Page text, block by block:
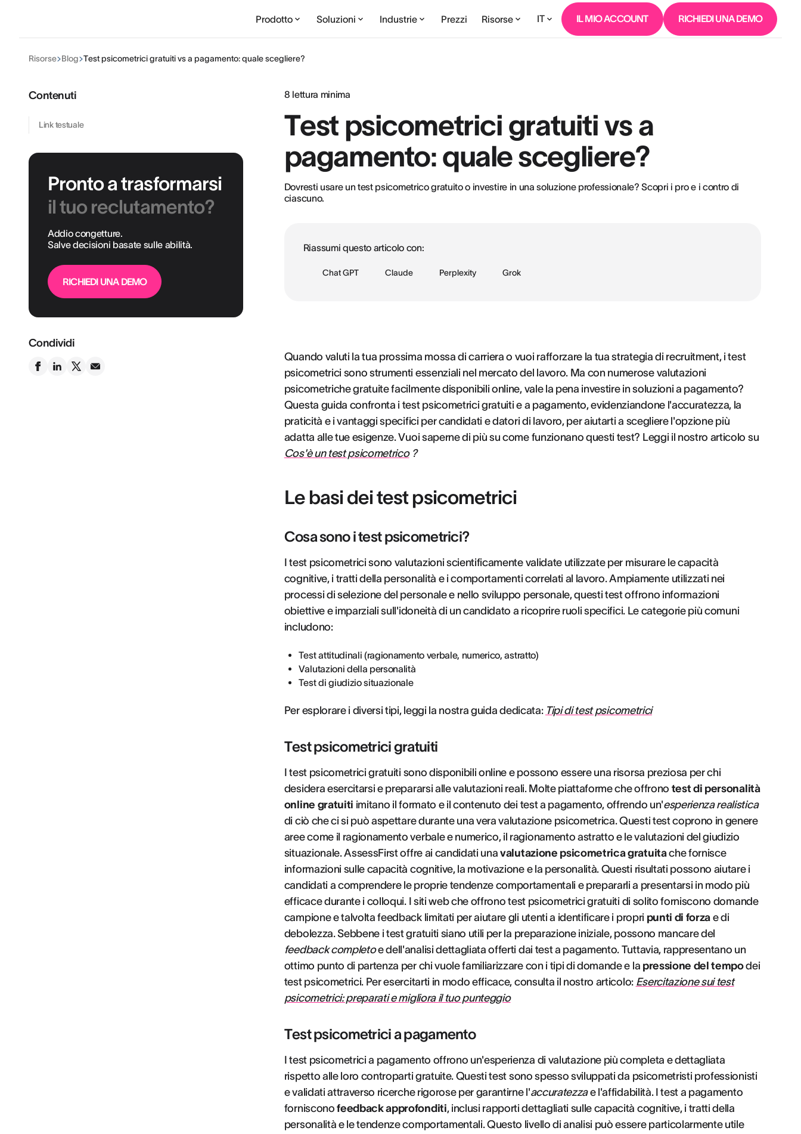
Prodotto Soluzioni Industrie Prezzi Risorse IT IL MIO ACCOUNT RICHIEDI UNA DEMO
Risorse Blog Test psicometrici gratuiti vs a pagamento: quale scegliere?
Contenuti
Link testuale
Pronto a trasformarsi
il tuo reclutamento?
Addio congetture.
Salve decisioni basate sulle abilità.
RICHIEDI UNA DEMO
Condividi
8 lettura minima
Test psicometrici gratuiti vs a
pagamento: quale scegliere?
Dovresti usare un test psicometrico gratuito o investire in una soluzione professionale? Scopri i pro e i contro di
ciascuno.
Riassumi questo articolo con:
Chat GPT Claude Perplexity Grok
Quando valuti la tua prossima mossa di carriera o vuoi rafforzare la tua strategia di recruitment, i test
psicometrici sono strumenti essenziali nel mercato del lavoro. Ma con numerose valutazioni
psicometriche gratuite facilmente disponibili online, vale la pena investire in soluzioni a pagamento?
Questa guida confronta i test psicometrici gratuiti e a pagamento, evidenziandone l'accuratezza, la
praticità e i vantaggi specifici per candidati e datori di lavoro, per aiutarti a scegliere l'opzione più
adatta alle tue esigenze. Vuoi saperne di più su come funzionano questi test? Leggi il nostro articolo su
Cos'è un test psicometrico?
Le basi dei test psicometrici
Cosa sono i test psicometrici?
I test psicometrici sono valutazioni scientificamente validate utilizzate per misurare le capacità
cognitive, i tratti della personalità e i comportamenti correlati al lavoro. Ampiamente utilizzati nei
processi di selezione del personale e nello sviluppo personale, questi test offrono informazioni
obiettive e imparziali sull'idoneità di un candidato a ricoprire ruoli specifici. Le categorie più comuni
includono:
Test attitudinali (ragionamento verbale, numerico, astratto)
Valutazioni della personalità
Test di giudizio situazionale
Per esplorare i diversi tipi, leggi la nostra guida dedicata: Tipi di test psicometrici
Test psicometrici gratuiti
I test psicometrici gratuiti sono disponibili online e possono essere una risorsa preziosa per chi
desidera esercitarsi e prepararsi alle valutazioni reali. Molte piattaforme che offrono test di personalità
online gratuiti imitano il formato e il contenuto dei test a pagamento, offrendo un'esperienza realistica
di ciò che ci si può aspettare durante una vera valutazione psicometrica. Questi test coprono in genere
aree come il ragionamento verbale e numerico, il ragionamento astratto e le valutazioni del giudizio
situazionale. AssessFirst offre ai candidati unavalutazione psicometrica gratuitache fornisce
informazioni sulle capacità cognitive, la motivazione e la personalità. Questi risultati possono aiutare i
candidati a comprendere le proprie tendenze comportamentali e prepararli a presentarsi in modo più
efficace durante i colloqui. I siti web che offrono test psicometrici gratuiti di solito forniscono domande
campione e talvolta feedback limitati per aiutare gli utenti a identificare i propri punti di forza e di
debolezza. Sebbene i test gratuiti siano utili per la preparazione iniziale, possono mancare del
feedback completoe dell'analisi dettagliata offerti dai test a pagamento. Tuttavia, rappresentano un
ottimo punto di partenza per chi vuole familiarizzare con i tipi di domande e la pressione del tempodei
test psicometrici. Per esercitarti in modo efficace, consulta il nostro articolo: Esercitazione sui test
psicometrici: preparati e migliora il tuo punteggio
Test psicometrici a pagamento
I test psicometrici a pagamento offrono un'esperienza di valutazione più completa e dettagliata
rispetto alle loro controparti gratuite. Questi test sono spesso sviluppati da psicometristi professionisti
e validati attraverso ricerche rigorose per garantirne l'accuratezzae l'affidabilità. I test a pagamento
fornisconofeedback approfonditi, inclusi rapporti dettagliati sulle capacità cognitive, i tratti della
personalità e le tendenze comportamentali. Questo livello di analisi può essere particolarmente utile